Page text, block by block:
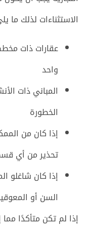
الاستثناءات لذلك ما يلي:
عقارات ذات
واحد
المباني ذات
الخطورة
إذا كان من
تحذير من أي
إذا كان شاغلو
السن أو
إذا لم تكن متأكدًا مما